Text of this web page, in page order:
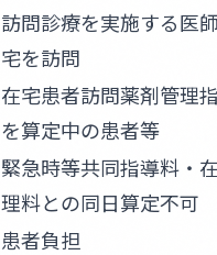
訪問診療を実施する医
宅を訪問
在宅患者訪問薬剤管理
を算定中の患者等
緊急時等共同指導料・
理料との同日算定不可
患者負担